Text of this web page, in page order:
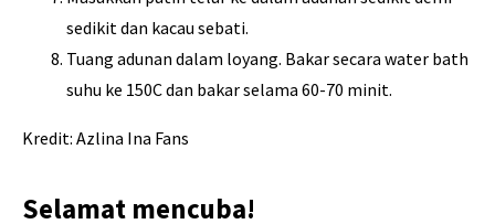
sedikit dan kacau sebati.
Tuang adunan dalam loyang. Bakar secara water bath
suhu ke 150C dan bakar selama 60-70 minit.
Kredit: Azlina Ina Fans
Selamat mencuba!